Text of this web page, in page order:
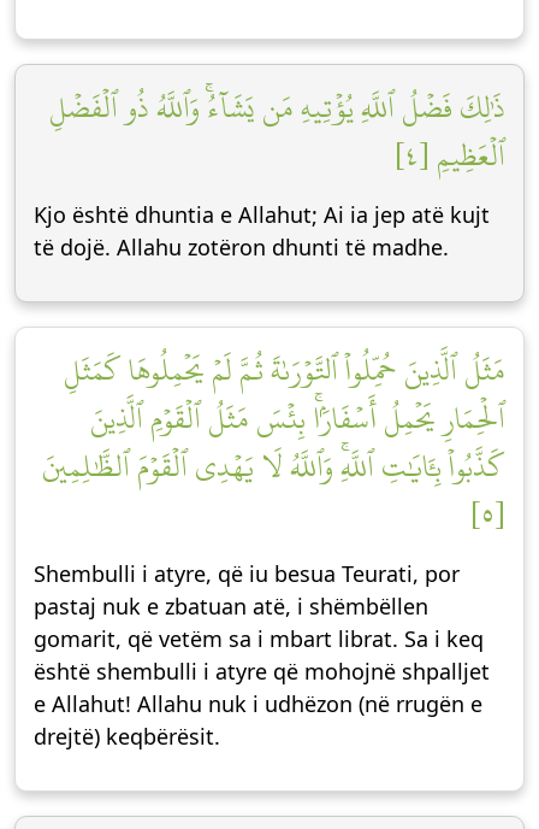
ذَٰلِكَ فَضۡلُ ٱللَّهِ يُؤۡتِيهِ مَن يَشَآءُۚ وَٱللَّهُ ذُو ٱلۡفَضۡلِ
ٱلۡعَظِيمِ [٤]
Kjo është dhuntia e Allahut; Ai ia jep atë kujt
të dojë. Allahu zotëron dhunti të madhe.
مَثَلُ ٱلَّذِينَ حُمِّلُواْ ٱلتَّوۡرَىٰةَ ثُمَّ لَمۡ يَحۡمِلُوهَا كَمَثَلِ
ٱلۡحِمَارِ يَحۡمِلُ أَسۡفَارَۢاۚ بِئۡسَ مَثَلُ ٱلۡقَوۡمِ ٱلَّذِينَ
كَذَّبُواْ بِـَٔايَٰتِ ٱللَّهِۚ وَٱللَّهُ لَا يَهۡدِي ٱلۡقَوۡمَ ٱلظَّٰلِمِينَ
[٥]
Shembulli i atyre, që iu besua Teurati, por
pastaj nuk e zbatuan atë, i shëmbëllen
gomarit, që vetëm sa i mbart librat. Sa i keq
është shembulli i atyre që mohojnë shpalljet
e Allahut! Allahu nuk i udhëzon (në rrugën e
drejtë) keqbërësit.